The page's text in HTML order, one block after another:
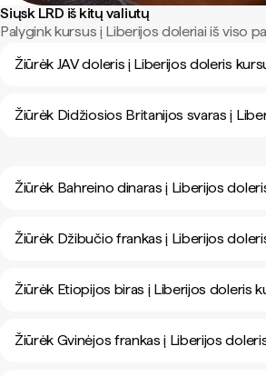
Siųsk LRD iš kitų valiutų
Palygink kursus į Liberijos doleriai iš viso
Žiūrėk JAV doleris į Liberijos doleris
Žiūrėk Didžiosios Britanijos svaras į
Žiūrėk Bahreino dinaras į Liberijos
Žiūrėk Džibučio frankas į Liberijos
Žiūrėk Etiopijos biras į Liberijos doleris
Žiūrėk Gvinėjos frankas į Liberijos